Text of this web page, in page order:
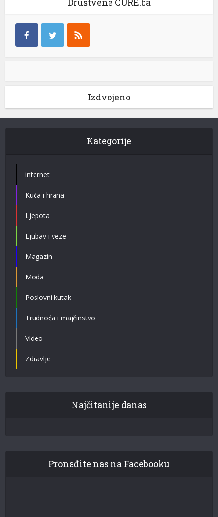
Društvene CURE.ba
Izdvojeno
Kategorije
internet
Kuća i hrana
Ljepota
Ljubav i veze
Magazin
Moda
Poslovni kutak
Trudnoća i majčinstvo
Video
Zdravlje
Najčitanije danas
Pronađite nas na Facebooku